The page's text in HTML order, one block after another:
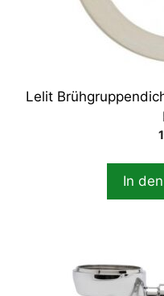
Lelit
In